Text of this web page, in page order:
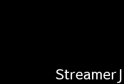
StreamerJ